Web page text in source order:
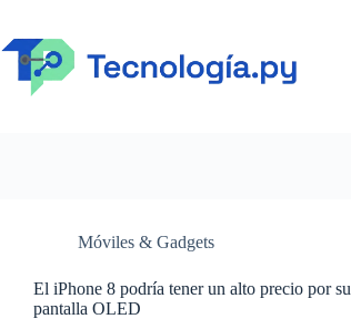
contenido
Móviles & Gadgets
El iPhone 8 podría tener un alto precio por su
pantalla OLED